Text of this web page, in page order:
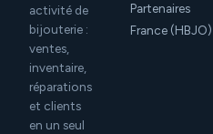
activité de
bijouterie :
ventes,
inventaire,
réparations
et clients
en un seul
Partenaires
France (HBJO)